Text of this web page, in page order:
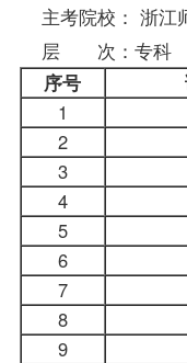
主考院校： 浙江
层 次：专科
序号
1
2
3
4
5
6
7
8
9